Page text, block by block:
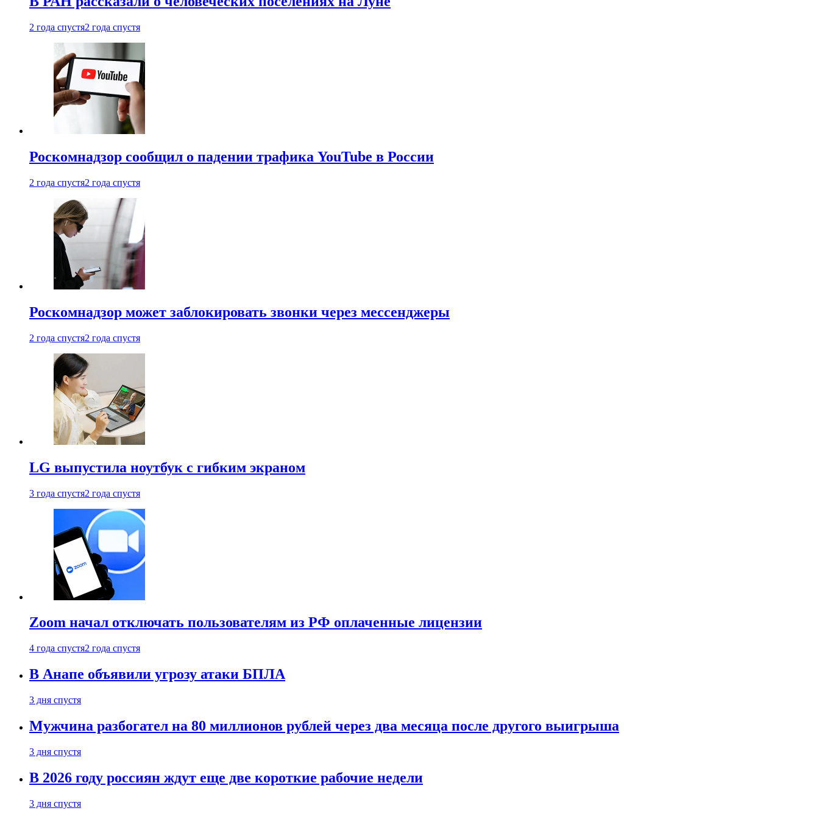
2 года спустя2 года спустя
Роскомнадзор сообщил о падении трафика YouTube в России
2 года спустя2 года спустя
Роскомнадзор может заблокировать звонки через мессенджеры
2 года спустя2 года спустя
LG выпустила ноутбук с гибким экраном
3 года спустя2 года спустя
Zoom начал отключать пользователям из РФ оплаченные лицензии
4 года спустя2 года спустя
В Анапе объявили угрозу атаки БПЛА
3 дня спустя
Мужчина разбогател на 80 миллионов рублей через два месяца после другого выигрыша
3 дня спустя
В 2026 году россиян ждут еще две короткие рабочие недели
3 дня спустя